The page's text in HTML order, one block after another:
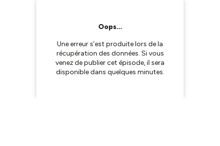
Oops…
Une erreur s’est produite lors de la
récupération des données. Si vous
venez de publier cet épisode, il sera
disponible dans quelques minutes.